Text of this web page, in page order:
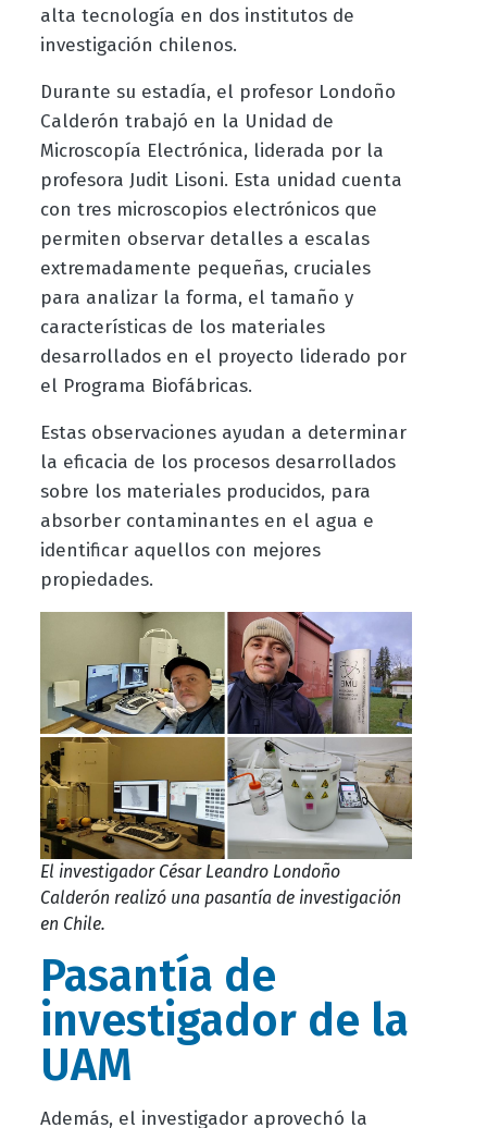
alta tecnología en dos institutos de
investigación chilenos.
Durante su estadía, el profesor Londoño
Calderón trabajó en la Unidad de
Microscopía Electrónica, liderada por la
profesora Judit Lisoni. Esta unidad cuenta
con tres microscopios electrónicos que
permiten observar detalles a escalas
extremadamente pequeñas, cruciales
para analizar la forma, el tamaño y
características de los materiales
desarrollados en el proyecto liderado por
el Programa Biofábricas.
Estas observaciones ayudan a determinar
la eficacia de los procesos desarrollados
sobre los materiales producidos, para
absorber contaminantes en el agua e
identificar aquellos con mejores
propiedades.
El investigador César Leandro Londoño
Calderón realizó una pasantía de investigación
en Chile.
Pasantía de
investigador de la
UAM
Además, el investigador aprovechó la